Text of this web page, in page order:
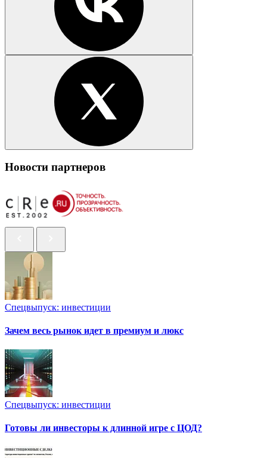
Новости партнеров
Спецвыпуск: инвестиции
Зачем весь рынок идет в премиум и люкс
Спецвыпуск: инвестиции
Готовы ли инвесторы к длинной игре с ЦОД?